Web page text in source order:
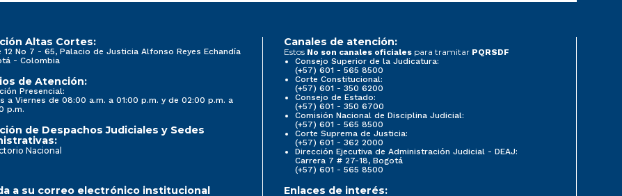
Altas Cortes:
12 No 7 - 65, Palacio de Justicia Alfonso Reyes Echandía
- Colombia
de Atención:
Presencial:
a Viernes de 08:00 a.m. a 01:00 p.m. y de 02:00 p.m. a
p.m.
de Despachos Judiciales y Sedes
Nacional
Canales de atención:
Estos No son canales oficiales para tramitar PQRSDF
Consejo Superior de la Judicatura:
(+57) 601 - 565 8500
Corte Constitucional:
(+57) 601 - 350 6200
Consejo de Estado:
(+57) 601 - 350 6700
Comisión Nacional de Disciplina Judicial:
(+57) 601 - 565 8500
Corte Suprema de Justicia:
(+57) 601 - 362 2000
Dirección Ejecutiva de Administración Judicial - DEAJ:
Carrera 7 # 27-18, Bogotá
(+57) 601 - 565 8500
a su correo electrónico institucional Enlaces de interés: